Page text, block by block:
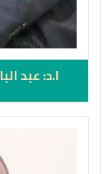
ا.د: عبد